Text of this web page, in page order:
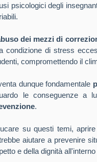
psicologici degli
dei mezzi di
condizione di stress
compromettendo il
dunque fondamentale
le conseguenze a
.
su questi temi,
aiutare a prevenire
e della dignità